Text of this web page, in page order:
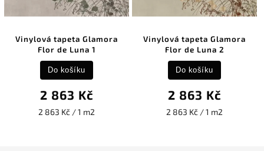
Vinylová tapeta Glamora
Flor de Luna 1
2 863 Kč
2 863 Kč / 1 m2
Do košíku
Vinylová tapeta Glamora
Flor de Luna 2
2 863 Kč
2 863 Kč / 1 m2
Do košíku